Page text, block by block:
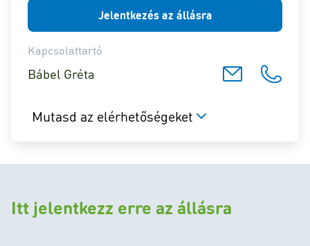
Jelentkezés az állásra
Kapcsolattartó
Bábel Gréta
Mutasd az elérhetőségeket
Itt jelentkezz erre az állásra